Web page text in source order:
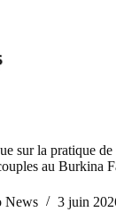
sur la pratique
au Burkina
News
3 juin